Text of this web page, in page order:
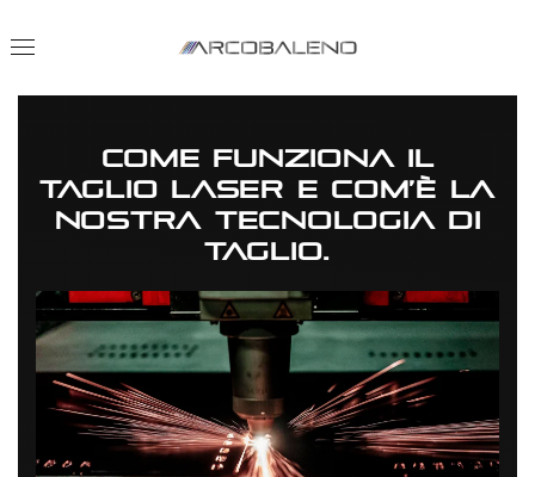
Come funziona il
taglio laser e com’è la
nostra tecnologia di
taglio.